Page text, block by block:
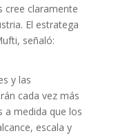
cree claramente
El estratega
señaló:
y las
cada vez más
a medida que los
escala y